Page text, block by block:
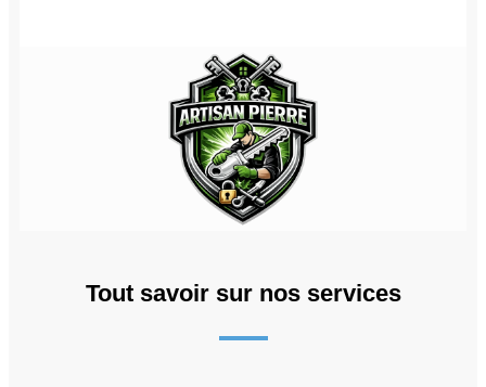
Tout savoir sur nos services